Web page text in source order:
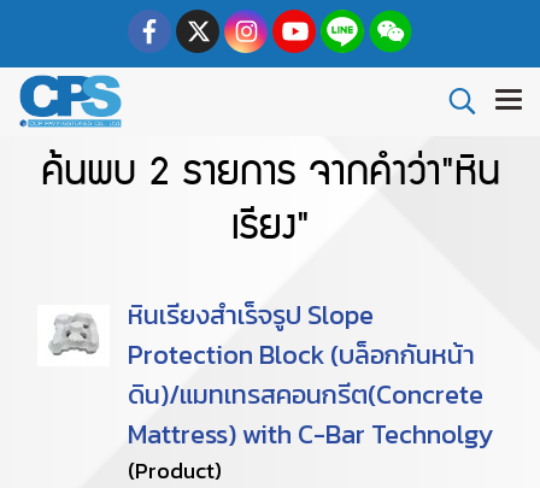
ค้นพบ 2 รายการ จากคำว่า"หิน
เรียง"
หินเรียงสำเร็จรูป Slope
Protection Block (บล็อกกันหน้า
ดิน)/แมทเทรสคอนกรีต(Concrete
Mattress) with C-Bar Technolgy
(Product)